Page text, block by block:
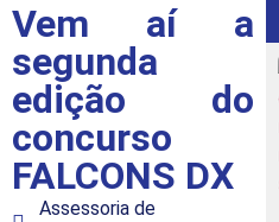
Vem aí a
segunda
edição do
concurso
FALCONS DX
Assessoria de